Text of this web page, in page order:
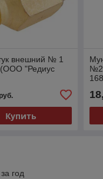
внешний № 1
"Редиус
Купить
№2
год